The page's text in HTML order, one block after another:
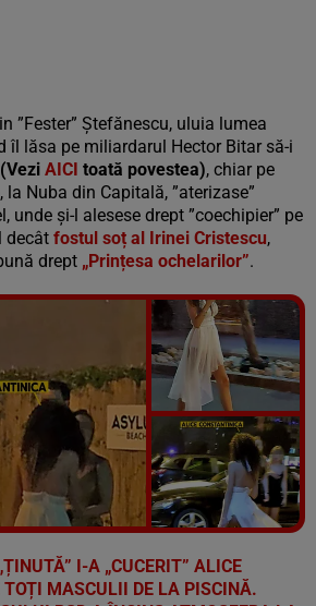
”Fester” Ștefănescu, uluia lumea
îl lăsa pe miliardarul Hector Bitar să-i
(Vezi AICI toată povestea), chiar pe
Nuba din Capitală, ”aterizase”
unde și-l alesese drept ”coechipier” pe
decât fostul soț al Irinei Cristescu,
drept „Prințesa ochelarilor”.
Vezi galeria foto
5 poze
I-A „CUCERIT” ALICE
MASCULII DE LA PISCINĂ.